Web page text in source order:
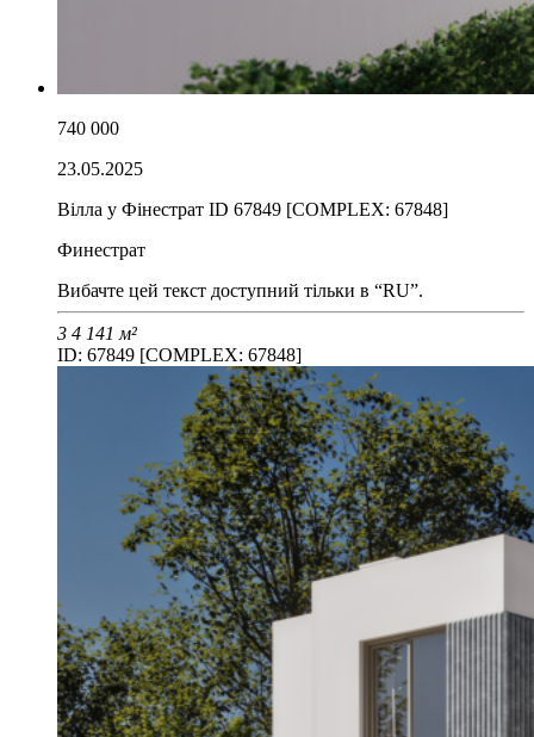
740 000
23.05.2025
Вілла у Фінестрат ID 67849 [COMPLEX: 67848]
Финестрат
Вибачте цей текст доступний тільки в “RU”.
3 4 141 м²
ID: 67849 [COMPLEX: 67848]